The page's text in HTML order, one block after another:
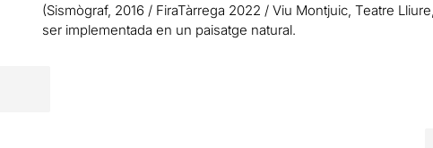
(Sismògraf, 2016 / FiraTàrrega 2022 / Viu Montjuic, Teatre
ser implementada en un paisatge natural.